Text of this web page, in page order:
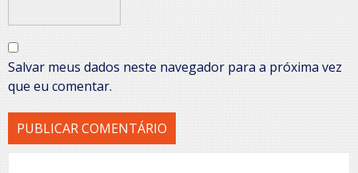
Salvar meus dados neste navegador para a próxima vez
que eu comentar.